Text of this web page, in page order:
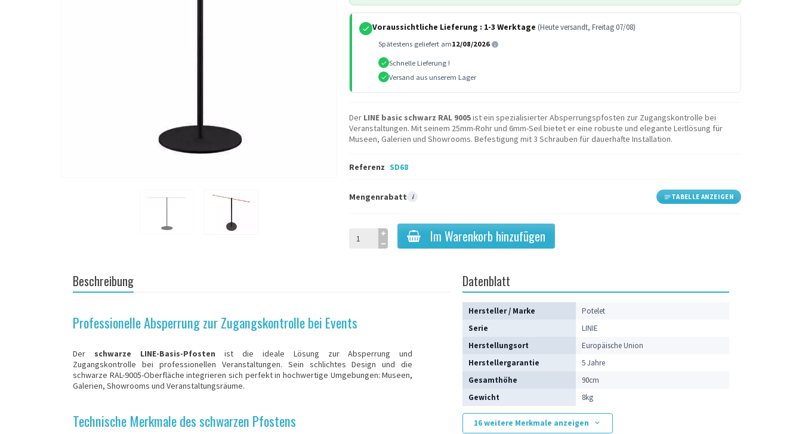
Voraussichtliche Lieferung : 1-3 Werktage (Heute versandt, Freitag 07/08)
Spätestens geliefert am12/08/2026
Schnelle Lieferung !
Versand aus unserem Lager
Der LINE basic schwarz RAL 9005ist ein spezialisierter Absperrungspfosten zur Zugangskontrolle bei
Veranstaltungen. Mit seinem 25mm-Rohr und 6mm-Seil bietet er eine robuste und elegante Leitlösung für
Museen, Galerien und Showrooms. Befestigung mit 3 Schrauben für dauerhafte Installation.
Referenz SD68
Mengenrabatt i TABELLE ANZEIGEN
Im Warenkorb hinzufügen
Beschreibung
Professionelle Absperrung zur Zugangskontrolle bei Events
Der schwarze LINE-Basis-Pfosten ist die ideale Lösung zur Absperrung und
Zugangskontrolle bei professionellen Veranstaltungen. Sein schlichtes Design und die
schwarze RAL-9005-Oberfläche integrieren sich perfekt in hochwertige Umgebungen: Museen,
Galerien, Showrooms und Veranstaltungsräume.
Technische Merkmale des schwarzen Pfostens
Datenblatt
Hersteller / Marke
Potelet
Serie
LINIE
Herstellungsort
Europäische Union
Herstellergarantie
5 Jahre
Gesamthöhe
90cm
Gewicht
8kg
16 weitere Merkmale anzeigen